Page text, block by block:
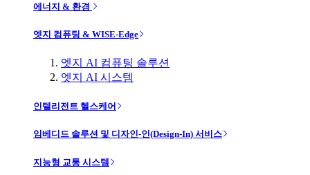
에너지 & 환경
엣지 컴퓨팅 & WISE-Edge
엣지 AI 컴퓨팅 솔루션
엣지 AI 시스템
인텔리전트 헬스케어
임베디드 솔루션 및 디자인-인(Design-In) 서비스
지능형 교통 시스템